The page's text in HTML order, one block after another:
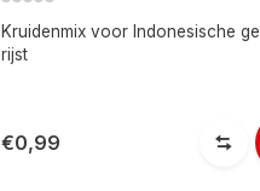
Kruidenmix voor Indonesische
rijst
€0,99